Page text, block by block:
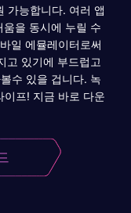
가능합니다. 여러 앱
을 동시에 누릴 수
일 에뮬레이터로써
고 있기에 부드럽고
수 있을 겁니다. 녹
이프! 지금 바로 다운